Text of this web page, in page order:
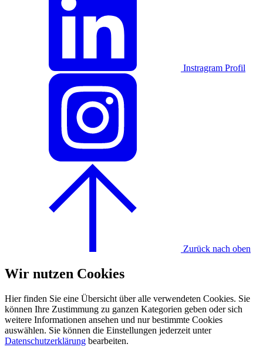
Instragram Profil
Zurück nach oben
Wir nutzen Cookies
Hier finden Sie eine Übersicht über alle verwendeten Cookies. Sie
können Ihre Zustimmung zu ganzen Kategorien geben oder sich
weitere Informationen ansehen und nur bestimmte Cookies
auswählen. Sie können die Einstellungen jederzeit unter
Datenschutzerklärung bearbeiten.